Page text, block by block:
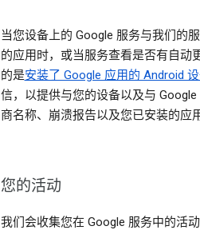
当您设备上的 Google 服务与我们的
的应用时，或当服务查看是否有自动
的是安装了 Google 应用的 Android
信，以提供与您的设备以及与
商名称、崩溃报告以及您已安装的应
您的活动
我们会收集您在 Google 服务中的活